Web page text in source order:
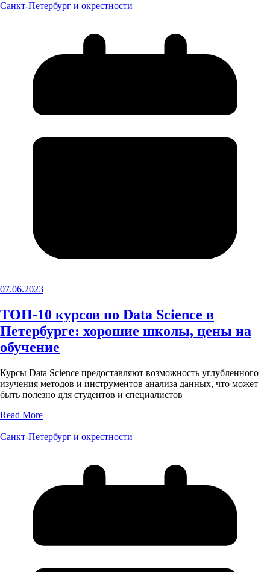
Санкт-Петербург и окрестности
07.06.2023
ТОП-10 курсов по Data Science в
Петербурге: хорошие школы, цены на
обучение
Курсы Data Science предоставляют возможность углубленного
изучения методов и инструментов анализа данных, что может
быть полезно для студентов и специалистов
Read More
Санкт-Петербург и окрестности